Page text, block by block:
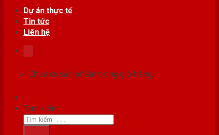
Dự án thực tế
Tin tức
Liên hệ
Chưa có sản phẩm trong giỏ hàng.
Tìm kiếm: